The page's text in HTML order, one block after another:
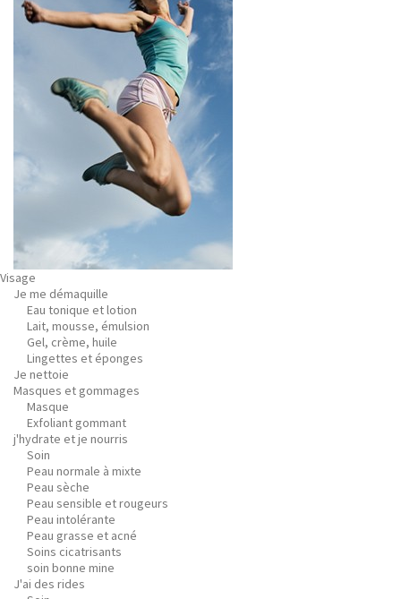
Visage
Je me démaquille
Eau tonique et lotion
Lait, mousse, émulsion
Gel, crème, huile
Lingettes et éponges
Je nettoie
Masques et gommages
Masque
Exfoliant gommant
j'hydrate et je nourris
Soin
Peau normale à mixte
Peau sèche
Peau sensible et rougeurs
Peau intolérante
Peau grasse et acné
Soins cicatrisants
soin bonne mine
J'ai des rides